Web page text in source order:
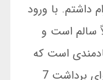
داشتم. با ورود
سالم است و
است که
یک بت به من داده است. هفته گذشته، برای برداشت 7